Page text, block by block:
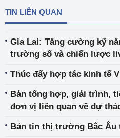
TIN LIÊN QUAN
Gia Lai: Tăng cường kỹ
trường số và chiến lược
Thúc đẩy hợp tác kinh tế
Bản tổng hợp, giải trình,
đơn vị liên quan về dự
sung một số điều của
ngày 1/2/2025 của Bộ
Bản tin thị trường Bắc Âu